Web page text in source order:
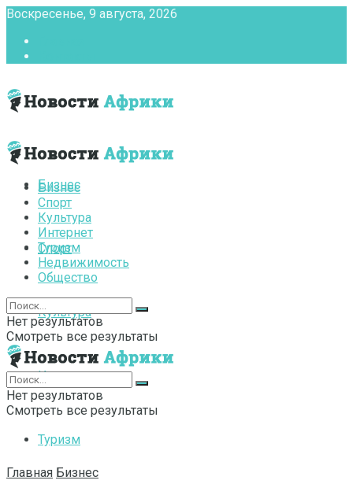
Воскресенье, 9 августа, 2026
Бизнес
Спорт
Культура
Интернет
Туризм
Бизнес
Спорт
Культура
Интернет
Туризм
Недвижимость
Общество
Нет результатов
Смотреть все результаты
Нет результатов
Смотреть все результаты
Главная Бизнес